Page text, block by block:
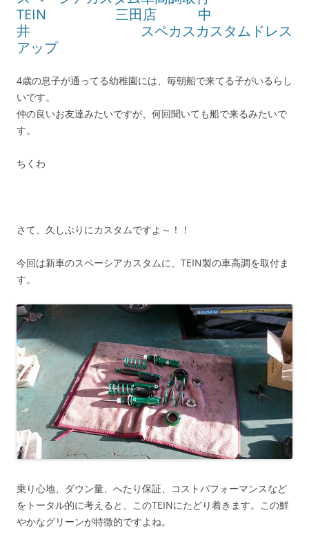
TEIN 三田店 中
井 スペカスカスタムドレス
アップ
4歳の息子が通ってる幼稚園には、毎朝船で来てる子がいるらし
いです。
仲の良いお友達みたいですが、何回聞いても船で来るみたいで
す。
ちくわ
さて、久しぶりにカスタムですよ～！！
今回は新車のスペーシアカスタムに、TEIN製の車高調を取付ま
す。
乗り心地、ダウン量、へたり保証、コストパフォーマンスなど
をトータル的に考えると、このTEINにたどり着きます。この鮮
やかなグリーンが特徴的ですよね。